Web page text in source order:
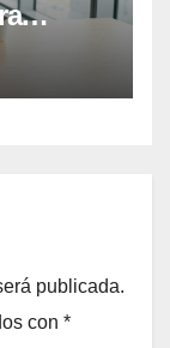
publicada.
con *